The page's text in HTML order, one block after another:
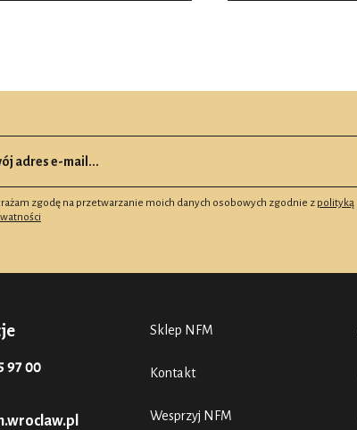
zgodę na przetwarzanie moich danych osobowych zgodnie z polityką
97 00
Sklep NFM
Kontakt
Wesprzyj NFM